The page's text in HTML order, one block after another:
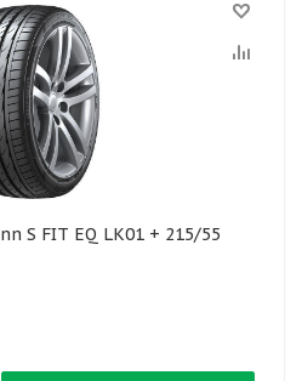
S FIT EQ LK01 + 215/55